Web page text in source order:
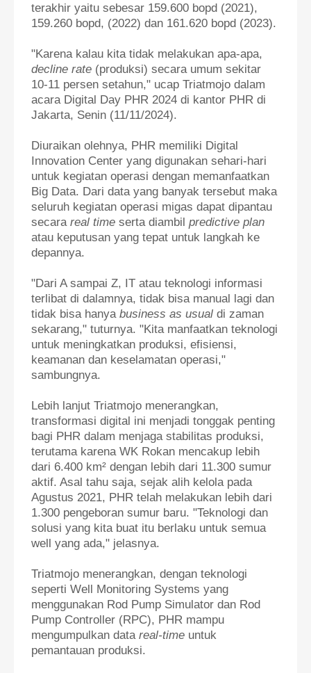
terakhir yaitu sebesar 159.600 bopd (2021),
159.260 bopd, (2022) dan 161.620 bopd (2023).
"Karena kalau kita tidak melakukan apa-apa,
decline rate (produksi) secara umum sekitar
10-11 persen setahun," ucap Triatmojo dalam
acara Digital Day PHR 2024 di kantor PHR di
Jakarta, Senin (11/11/2024).
Diuraikan olehnya, PHR memiliki Digital
Innovation Center yang digunakan sehari-hari
untuk kegiatan operasi dengan memanfaatkan
Big Data. Dari data yang banyak tersebut maka
seluruh kegiatan operasi migas dapat dipantau
secara real time serta diambil predictive plan
atau keputusan yang tepat untuk langkah ke
depannya.
"Dari A sampai Z, IT atau teknologi informasi
terlibat di dalamnya, tidak bisa manual lagi dan
tidak bisa hanya business as usual di zaman
sekarang," tuturnya. "Kita manfaatkan teknologi
untuk meningkatkan produksi, efisiensi,
keamanan dan keselamatan operasi,"
sambungnya.
Lebih lanjut Triatmojo menerangkan,
transformasi digital ini menjadi tonggak penting
bagi PHR dalam menjaga stabilitas produksi,
terutama karena WK Rokan mencakup lebih
dari 6.400 km² dengan lebih dari 11.300 sumur
aktif. Asal tahu saja, sejak alih kelola pada
Agustus 2021, PHR telah melakukan lebih dari
1.300 pengeboran sumur baru. "Teknologi dan
solusi yang kita buat itu berlaku untuk semua
well yang ada," jelasnya.
Triatmojo menerangkan, dengan teknologi
seperti Well Monitoring Systems yang
menggunakan Rod Pump Simulator dan Rod
Pump Controller (RPC), PHR mampu
mengumpulkan data real-time untuk
pemantauan produksi.